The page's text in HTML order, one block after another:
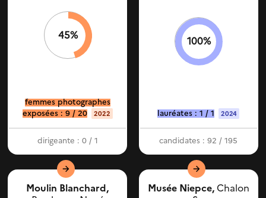
45%
femmes photographes
exposées : 9 / 20
2022
dirigeante : 0 / 1
100%
lauréates : 1 / 1 2024
candidates : 92 / 195
Moulin Blanchard,
Musée Niepce, Chalon